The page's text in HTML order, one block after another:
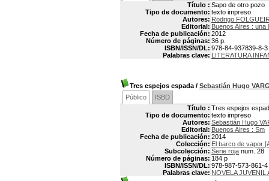
Título : Sapo de otro pozo
Tipo de documento: texto impreso
Autores: Rodrigo
Editorial: Buenos Aires : una
Fecha de publicación: 2012
Número de páginas: 36 p.
ISBN/ISSN/DL: 978-84-937839-8-3
Palabras clave: LITERATURA
Tres espejos espada / Sebastián Hugo
Público
ISBD
Título : Tres espejos
Tipo de documento: texto impreso
Autores: Sebastián Hugo
Editorial: Buenos Aires : Sm
Fecha de publicación: 2014
Colección: El barco de vapor
Subcolección: Serie roja num. 28
Número de páginas: 184 p
ISBN/ISSN/DL: 978-987-573-861-4
Palabras clave: NOVELA JUVENIL